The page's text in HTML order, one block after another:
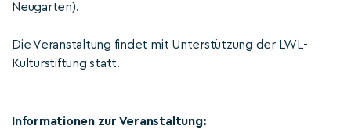
Neugarten).
Die Veranstaltung findet mit Unterstützung der LWL-
Kulturstiftung statt.
Informationen zur Veranstaltung: